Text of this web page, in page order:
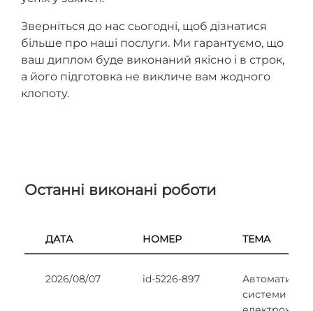
Зверніться до нас сьогодні, щоб дізнатися
більше про наші послуги. Ми гарантуємо, що
ваш диплом буде виконаний якісно і в строк,
а його підготовка не викличе вам жодного
клопоту.
Останні виконані роботи
ДАТА НОМЕР ТЕМА
2026/08/07 id-5226-897
системи